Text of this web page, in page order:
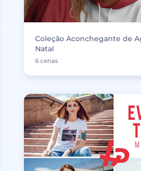
Coleção Aconchegante de
Natal
6 cenas